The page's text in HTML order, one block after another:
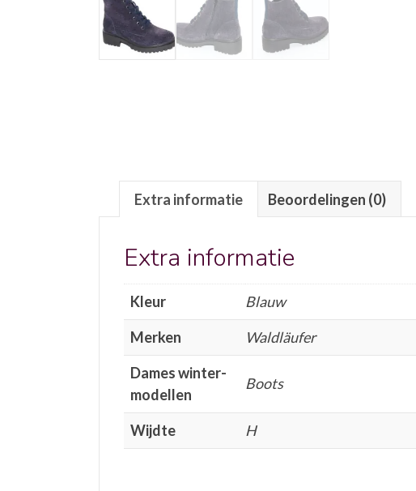
Extra informatie Beoordelingen (0)
Extra informatie
Kleur
Blauw
Merken
Waldläufer
Dames winter-
modellen
Boots
Wijdte H